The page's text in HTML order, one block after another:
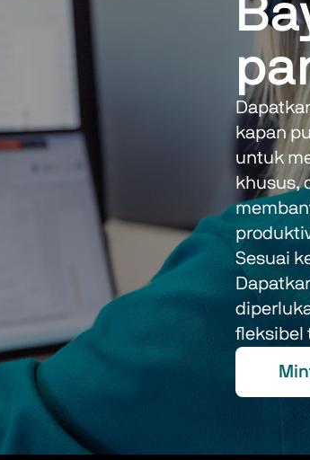
kapan
untuk
khusus,
Sesuai
fleksibel